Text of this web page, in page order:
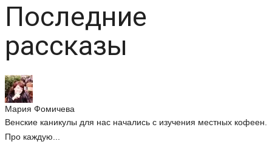
Последние
рассказы
Мария Фомичева
Венские каникулы для нас начались с изучения местных кофеен.
Про каждую...